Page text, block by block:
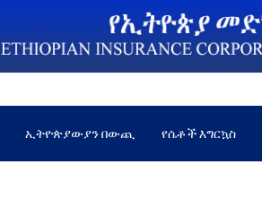
ኢትዮጵያውያን በውጪ የሴቶች እግርኳስ